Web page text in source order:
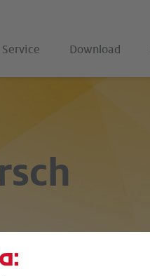
Service Download